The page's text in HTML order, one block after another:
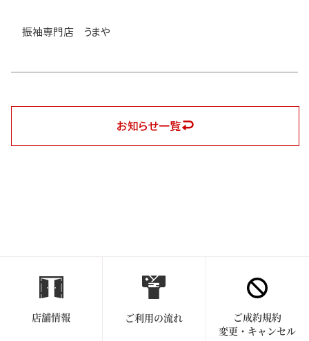
振袖専門店 うまや
お知らせ一覧
店舗情報 ご利用の流れ
ご成約規約
変更・キャンセル